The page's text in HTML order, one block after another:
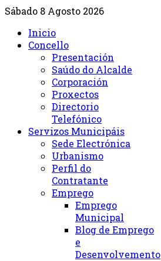
Sábado 8 Agosto 2026
Inicio
Concello
Presentación
Saúdo do Alcalde
Corporación
Proxectos
Directorio
Telefónico
Servizos Municipáis
Sede Electrónica
Urbanismo
Perfil do
Contratante
Emprego
Emprego
Municipal
Blog de Emprego
e
Desenvolvemento